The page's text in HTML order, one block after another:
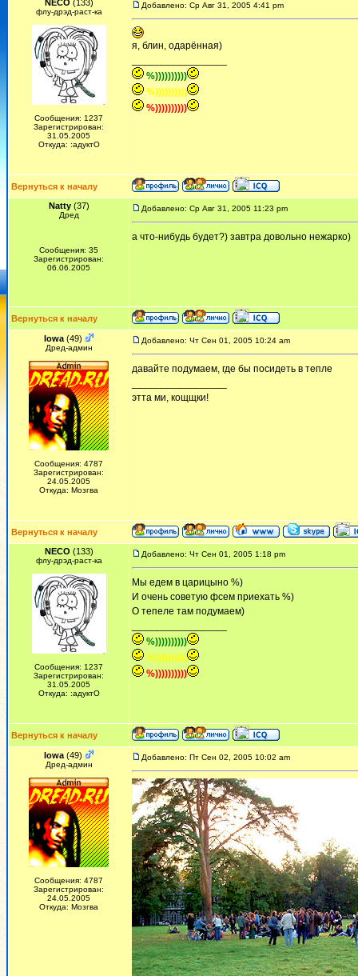
NECO (133)
флу-дрэд-раст-ка
Сообщения: 1237
Зарегистрирован:
31.05.2005
Откуда: :адуктО
Добавлено: Ср Авг 31, 2005 4:41 pm
я, блин, одарённая)
%))))))))))
%))))))))))
%))))))))))
Вернуться к началу
Natty(37)
Дред
Сообщения: 35
Зарегистрирован:
06.06.2005
Добавлено: Ср Авг 31, 2005 11:23 pm
а что-нибудь будет?) завтра довольно нежарко)
Вернуться к началу
Iowa (49)
Дред-админ
Сообщения: 4787
Зарегистрирован:
24.05.2005
Откуда: Мозгва
Добавлено: Чт Сен 01, 2005 10:24 am
давайте подумаем, где бы посидеть в тепле
этта ми, кощщки!
Вернуться к началу
NECO (133)
флу-дрэд-раст-ка
Сообщения: 1237
Зарегистрирован:
31.05.2005
Откуда: :адуктО
Добавлено: Чт Сен 01, 2005 1:18 pm
Мы едем в царицыно %)
И очень советую фсем приехать %)
О тепеле там подумаем)
%))))))))))
%))))))))))
%))))))))))
Вернуться к началу
Iowa (49)
Дред-админ
Сообщения: 4787
Зарегистрирован:
24.05.2005
Откуда: Мозгва
Добавлено: Пт Сен 02, 2005 10:02 am